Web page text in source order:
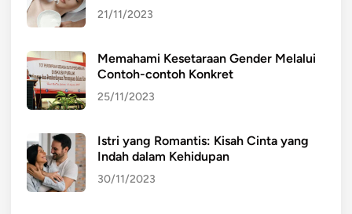
21/11/2023
Memahami Kesetaraan Gender Melalui
Contoh-contoh Konkret
25/11/2023
Istri yang Romantis: Kisah Cinta yang
Indah dalam Kehidupan
30/11/2023